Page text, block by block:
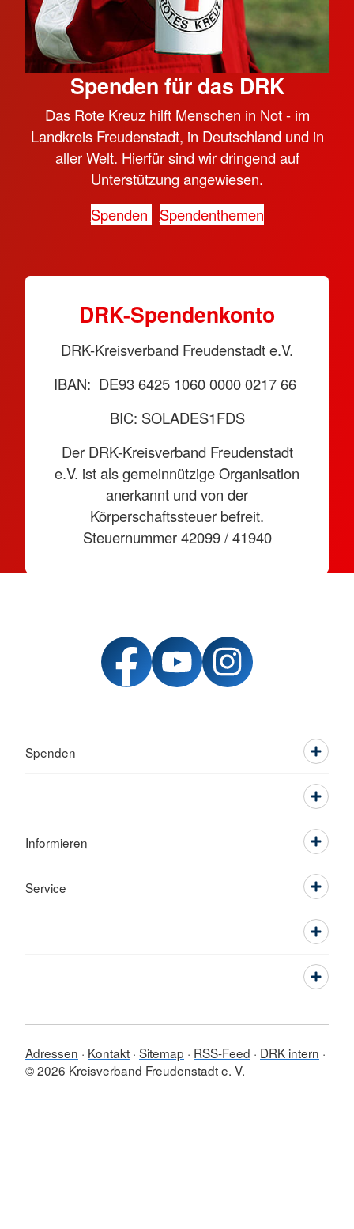
Spenden für das DRK
Das Rote Kreuz hilft Menschen in Not - im
Landkreis Freudenstadt, in Deutschland und in
aller Welt. Hierfür sind wir dringend auf
Unterstützung angewiesen.
Spenden
Spendenthemen
DRK-Spendenkonto
DRK-Kreisverband Freudenstadt e.V.
IBAN: DE93 6425 1060 0000 0217 66
BIC: SOLADES1FDS
Der DRK-Kreisverband Freudenstadt
e.V. ist als gemeinnützige Organisation
anerkannt und von der
Körperschaftssteuer befreit.
Steuernummer 42099 / 41940
Spenden
Informieren
Service
Adressen Kontakt Sitemap RSS-Feed
DRK intern
© 2026 Kreisverband Freudenstadt e. V.